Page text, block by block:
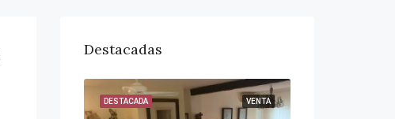
Destacadas
VENTA
DESTACADA